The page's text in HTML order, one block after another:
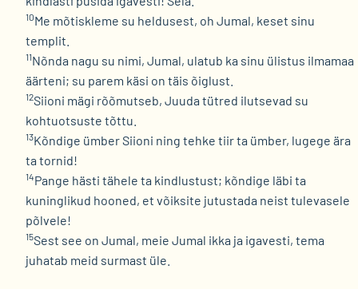
10Me mõtiskleme su heldusest, oh Jumal, keset sinu
templit.
11Nõnda nagu su nimi, Jumal, ulatub ka sinu ülistus ilmamaa
äärteni; su parem käsi on täis õiglust.
12Siioni mägi rõõmutseb, Juuda tütred ilutsevad su
kohtuotsuste tõttu.
13Kõndige ümber Siioni ning tehke tiir ta ümber, lugege ära
ta tornid!
14Pange hästi tähele ta kindlustust; kõndige läbi ta
kuninglikud hooned, et võiksite jutustada neist tulevasele
põlvele!
15Sest see on Jumal, meie Jumal ikka ja igavesti, tema
juhatab meid surmast üle.